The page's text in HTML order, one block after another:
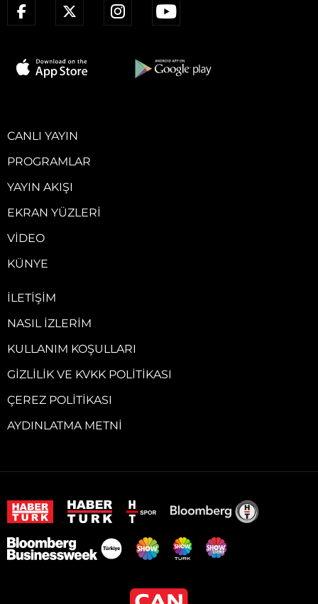
CANLI YAYIN
PROGRAMLAR
YAYIN AKIŞI
EKRAN YÜZLERI
VIDEO
KÜNYE
İLETIŞIM
NASIL İZLERIM
KULLANIM KOŞULLARI
GIZLILIK VE KVKK POLITIKASI
ÇEREZ POLITIKASI
AYDINLATMA METNI